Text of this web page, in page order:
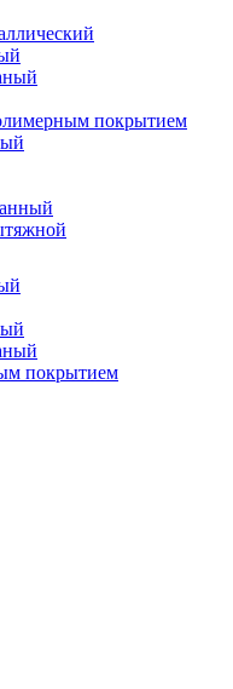
покрытием
покрытием